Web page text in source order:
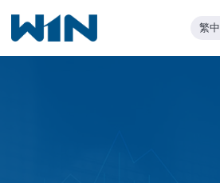
を
繁中